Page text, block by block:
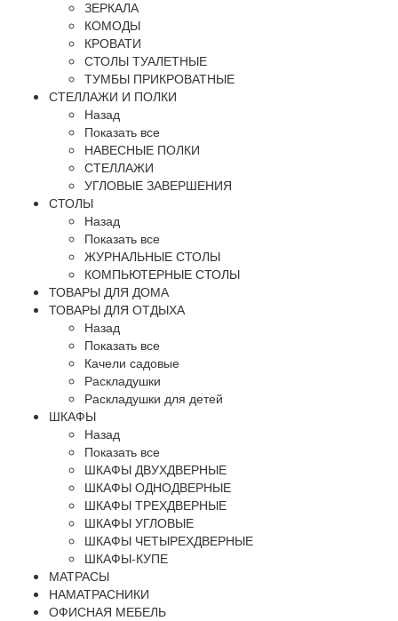
ЗЕРКАЛА
КОМОДЫ
КРОВАТИ
СТОЛЫ ТУАЛЕТНЫЕ
ТУМБЫ ПРИКРОВАТНЫЕ
СТЕЛЛАЖИ И ПОЛКИ
Назад
Показать все
НАВЕСНЫЕ ПОЛКИ
СТЕЛЛАЖИ
УГЛОВЫЕ ЗАВЕРШЕНИЯ
СТОЛЫ
Назад
Показать все
ЖУРНАЛЬНЫЕ СТОЛЫ
КОМПЬЮТЕРНЫЕ СТОЛЫ
ТОВАРЫ ДЛЯ ДОМА
ТОВАРЫ ДЛЯ ОТДЫХА
Назад
Показать все
Качели садовые
Раскладушки
Раскладушки для детей
ШКАФЫ
Назад
Показать все
ШКАФЫ ДВУХДВЕРНЫЕ
ШКАФЫ ОДНОДВЕРНЫЕ
ШКАФЫ ТРЕХДВЕРНЫЕ
ШКАФЫ УГЛОВЫЕ
ШКАФЫ ЧЕТЫРЕХДВЕРНЫЕ
ШКАФЫ-КУПЕ
МАТРАСЫ
НАМАТРАСНИКИ
ОФИСНАЯ МЕБЕЛЬ